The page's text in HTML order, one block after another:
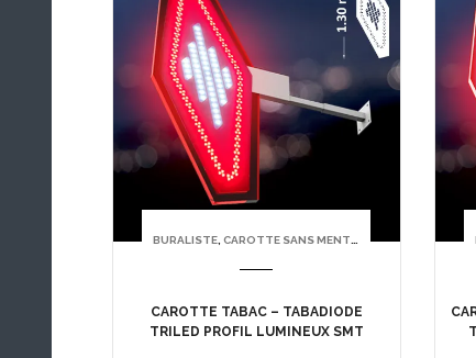
BURALISTE ,CAROTTE SANS MENTION TABAC
CAROTTE TABAC – TABADIODE
TRILED PROFIL LUMINEUX SMT